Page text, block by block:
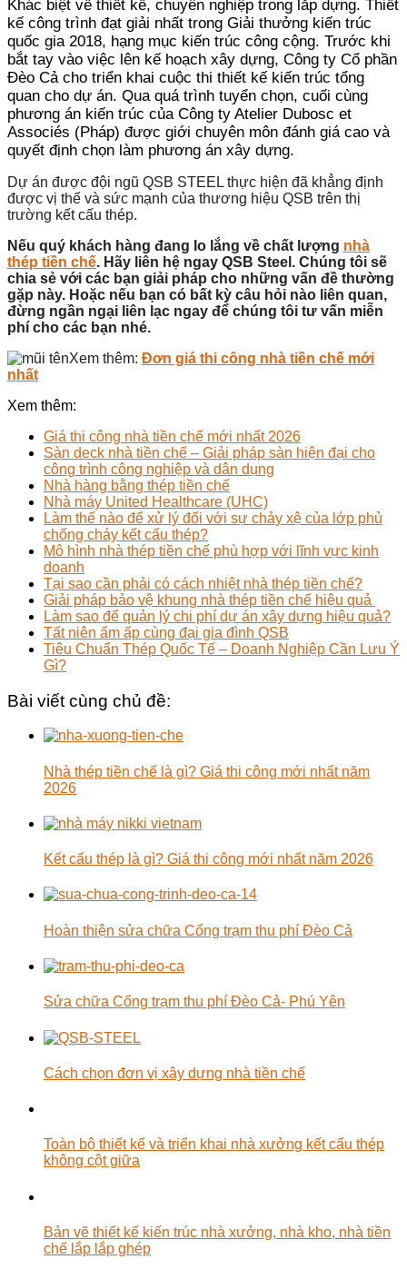
Khác biệt về thiết kế, chuyên nghiệp trong lắp dựng. Thiết
kế công trình đạt giải nhất trong Giải thưởng kiến trúc
quốc gia 2018, hạng mục kiến trúc công cộng. Trước khi
bắt tay vào việc lên kế hoạch xây dựng, Công ty Cổ phần
Đèo Cả cho triển khai cuộc thi thiết kế kiến trúc tổng
quan cho dự án. Qua quá trình tuyển chọn, cuối cùng
phương án kiến trúc của Công ty Atelier Dubosc et
Associés (Pháp) được giới chuyên môn đánh giá cao và
quyết định chọn làm phương án xây dựng.
Dự án được đội ngũ QSB STEEL thực hiện đã khẳng định
được vị thế và sức mạnh của thương hiệu QSB trên thị
trường kết cấu thép.
Nếu quý khách hàng đang lo lắng về chất lượng nhà
thép tiền chế. Hãy liên hệ ngay QSB Steel. Chúng tôi sẽ
chia sẻ với các bạn giải pháp cho những vấn đề thường
gặp này. Hoặc nếu bạn có bất kỳ câu hỏi nào liên quan,
đừng ngần ngại liên lạc ngay để chúng tôi tư vấn miễn
phí cho các bạn nhé.
Xem thêm: Đơn giá thi công nhà tiền chế mới
nhất
Xem thêm:
Giá thi công nhà tiền chế mới nhất 2026
Sàn deck nhà tiền chế – Giải pháp sàn hiện đại cho
công trình công nghiệp và dân dụng
Nhà hàng bằng thép tiền chế
Nhà máy United Healthcare (UHC)
Làm thế nào để xử lý đối với sự chảy xệ của lớp phủ
chống cháy kết cấu thép?
Mô hình nhà thép tiền chế phù hợp với lĩnh vực kinh
doanh
Tại sao cần phải có cách nhiệt nhà thép tiền chế?
Giải pháp bảo vệ khung nhà thép tiền chế hiệu quả
Làm sao để quản lý chi phí dự án xây dựng hiệu quả?
Tất niên ấm ấp cùng đại gia đình QSB
Tiêu Chuẩn Thép Quốc Tế – Doanh Nghiệp Cần Lưu Ý
Gì?
Bài viết cùng chủ đề:
Nhà thép tiền chế là gì? Giá thi công mới nhất năm
2026
Kết cấu thép là gì? Giá thi công mới nhất năm 2026
Hoàn thiện sửa chữa Cổng trạm thu phí Đèo Cả
Sửa chữa Cổng trạm thu phí Đèo Cả- Phú Yên
Cách chọn đơn vị xây dựng nhà tiền chế
Toàn bộ thiết kế và triển khai nhà xưởng kết cấu thép
không cột giữa
Bản vẽ thiết kế kiến trúc nhà xưởng, nhà kho, nhà tiền
chế lắp lắp ghép